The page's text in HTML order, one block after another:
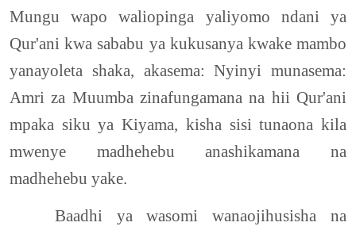
Mungu wapo waliopinga yaliyomo ndani ya
Qur'ani kwa sababu ya kukusanya kwake mambo
yanayoleta shaka, akasema: Nyinyi munasema:
Amri za Muumba zinafungamana na hii Qur'ani
mpaka siku ya Kiyama, kisha sisi tunaona kila
mwenye madhehebu anashikamana na
madhehebu yake.
Baadhi ya wasomi wanaojihusisha na